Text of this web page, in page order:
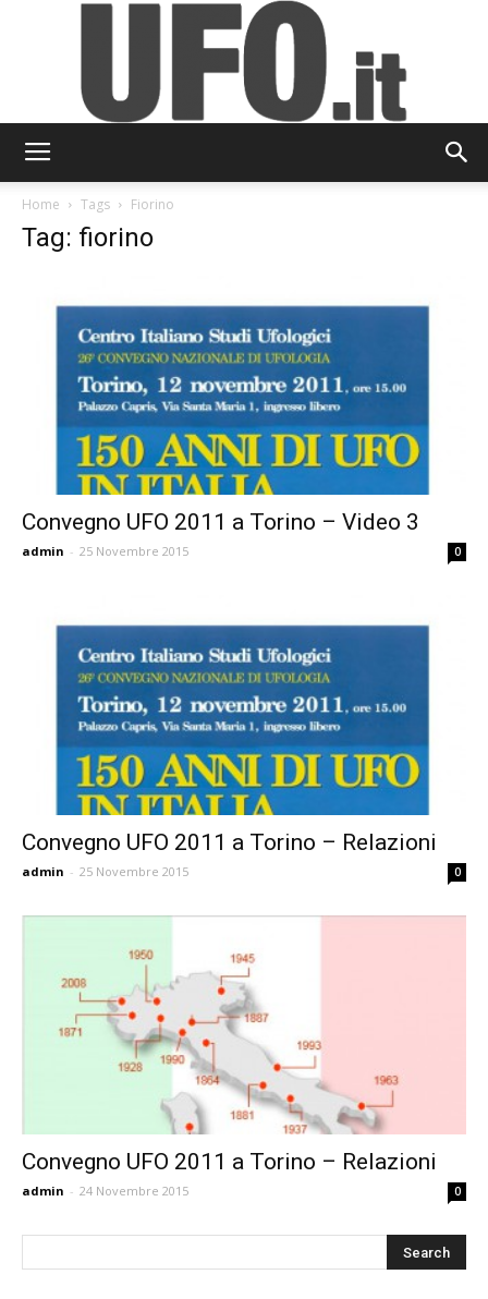
Home Tags Fiorino
Tag: fiorino
Convegno UFO 2011 a Torino – Video 3
admin - 25 Novembre 2015 0
Convegno UFO 2011 a Torino – Relazioni
admin - 25 Novembre 2015 0
Convegno UFO 2011 a Torino – Relazioni
admin - 24 Novembre 2015 0